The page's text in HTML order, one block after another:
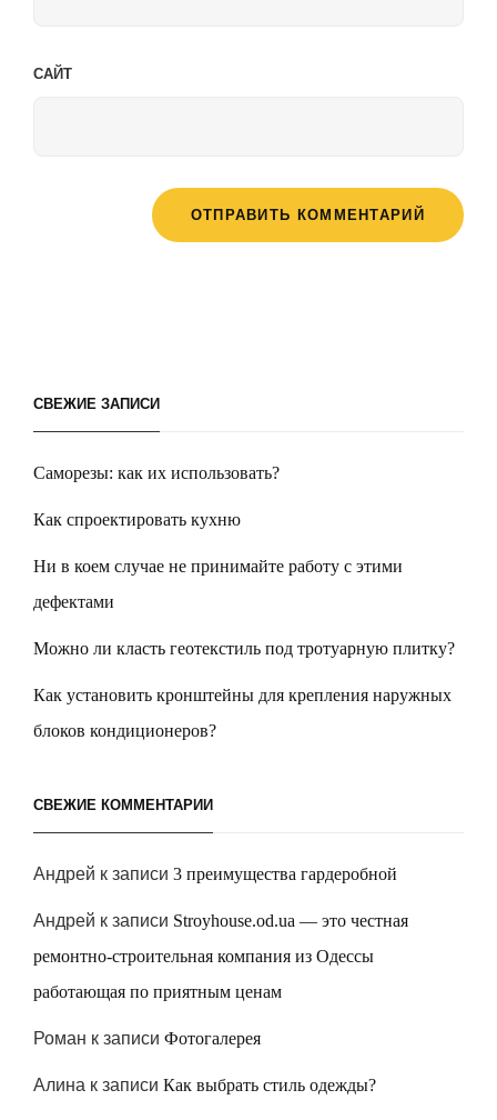
САЙТ
СВЕЖИЕ ЗАПИСИ
Саморезы: как их использовать?
Как спроектировать кухню
Ни в коем случае не принимайте работу с этими
дефектами
Можно ли класть геотекстиль под тротуарную плитку?
Как установить кронштейны для крепления наружных
блоков кондиционеров?
СВЕЖИЕ КОММЕНТАРИИ
Андрей к записи 3 преимущества гардеробной
Андрей к записи Stroyhouse.od.ua — это честная
ремонтно-строительная компания из Одессы
работающая по приятным ценам
Роман к записи Фотогалерея
Алина к записи Как выбрать стиль одежды?